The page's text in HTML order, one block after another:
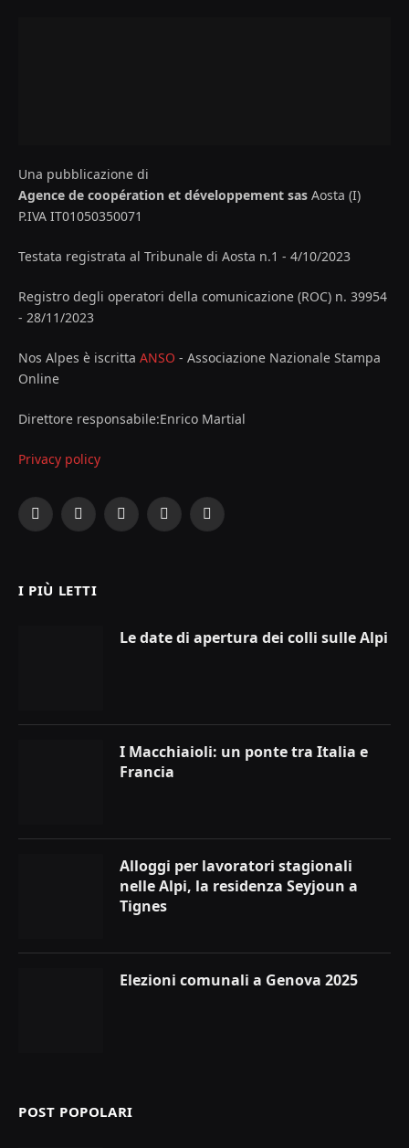
Una pubblicazione di
Agence de coopération et développement sas Aosta (I)
P.IVA IT01050350071
Testata registrata al Tribunale di Aosta n.1 - 4/10/2023
Registro degli operatori della comunicazione (ROC) n. 39954
- 28/11/2023
Nos Alpes è iscritta ANSO - Associazione Nazionale Stampa
Online
Direttore responsabile:Enrico Martial
Privacy policy
Facebook
X
InstagramYouTubeLinkedIn
I PIÙ LETTI
Le date di apertura dei colli sulle Alpi
I Macchiaioli: un ponte tra Italia e
Francia
Alloggi per lavoratori stagionali
nelle Alpi, la residenza Seyjoun a
Tignes
Elezioni comunali a Genova 2025
POST POPOLARI